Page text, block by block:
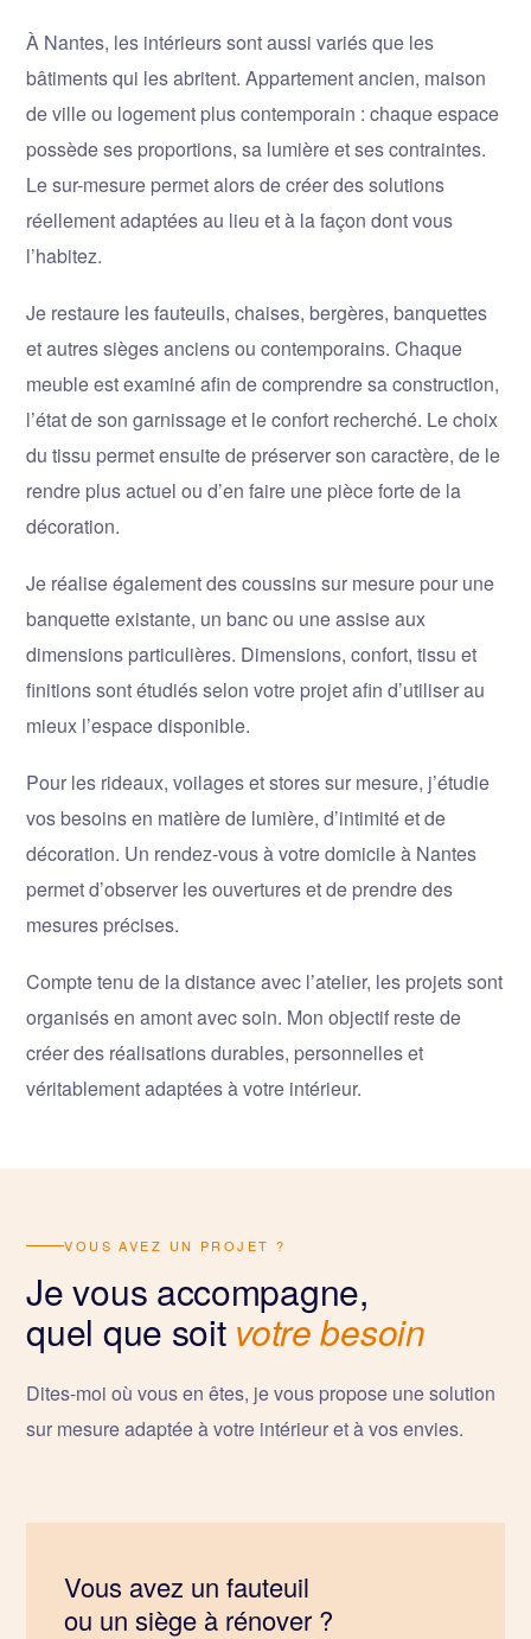
À Nantes, les intérieurs sont aussi variés que les
bâtiments qui les abritent. Appartement ancien, maison
de ville ou logement plus contemporain : chaque espace
possède ses proportions, sa lumière et ses contraintes.
Le sur-mesure permet alors de créer des solutions
réellement adaptées au lieu et à la façon dont vous
l’habitez.
Je restaure les fauteuils, chaises, bergères, banquettes
et autres sièges anciens ou contemporains. Chaque
meuble est examiné afin de comprendre sa construction,
l’état de son garnissage et le confort recherché. Le choix
du tissu permet ensuite de préserver son caractère, de le
rendre plus actuel ou d’en faire une pièce forte de la
décoration.
Je réalise également des coussins sur mesure pour une
banquette existante, un banc ou une assise aux
dimensions particulières. Dimensions, confort, tissu et
finitions sont étudiés selon votre projet afin d’utiliser au
mieux l’espace disponible.
Pour les rideaux, voilages et stores sur mesure, j’étudie
vos besoins en matière de lumière, d’intimité et de
décoration. Un rendez-vous à votre domicile à Nantes
permet d’observer les ouvertures et de prendre des
mesures précises.
Compte tenu de la distance avec l’atelier, les projets sont
organisés en amont avec soin. Mon objectif reste de
créer des réalisations durables, personnelles et
véritablement adaptées à votre intérieur.
VOUS AVEZ UN PROJET ?
Je vous accompagne,
quel que soit votre besoin
Dites-moi où vous en êtes, je vous propose une solution
sur mesure adaptée à votre intérieur et à vos envies.
Vous avez un fauteuil
ou un siège à rénover ?